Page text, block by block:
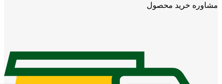
مشاوره خرید محصول